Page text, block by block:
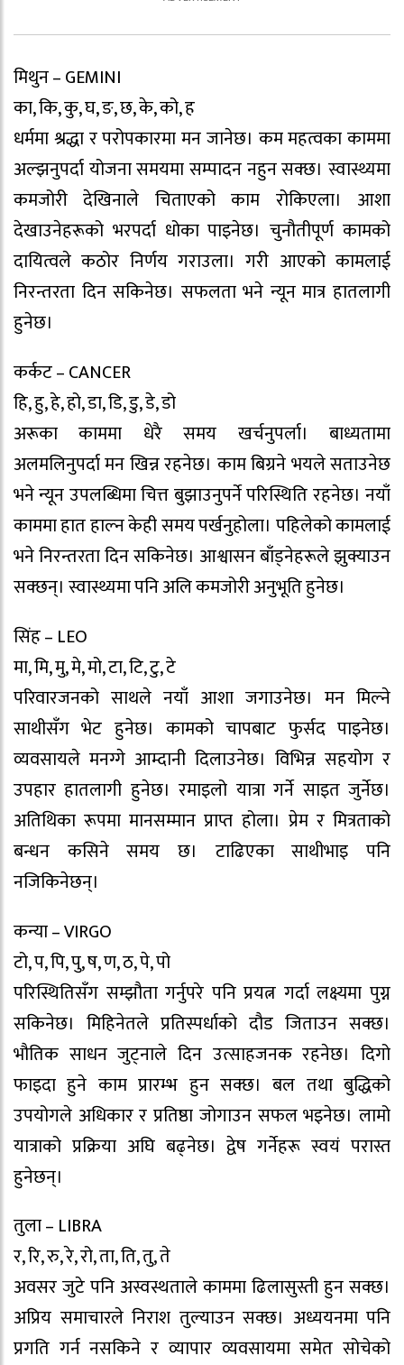
मिथुन – GEMINI
का, कि, कु, घ, ङ, छ, के, को, ह
धर्ममा श्रद्धा र परोपकारमा मन जानेछ। कम महत्वका काममा
अल्झनुपर्दा योजना समयमा सम्पादन नहुन सक्छ। स्वास्थ्यमा
कमजोरी देखिनाले चिताएको काम रोकिएला। आशा
देखाउनेहरूको भरपर्दा धोका पाइनेछ। चुनौतीपूर्ण कामको
दायित्वले कठोर निर्णय गराउला। गरी आएको कामलाई
निरन्तरता दिन सकिनेछ। सफलता भने न्यून मात्र हातलागी
हुनेछ।
कर्कट – CANCER
हि, हु, हे, हो, डा, डि, डु, डे, डो
अरूका काममा धेरै समय खर्चनुपर्ला। बाध्यतामा
अलमलिनुपर्दा मन खिन्न रहनेछ। काम बिग्रने भयले सताउनेछ
भने न्यून उपलब्धिमा चित्त बुझाउनुपर्ने परिस्थिति रहनेछ। नयाँ
काममा हात हाल्न केही समय पर्खनुहोला। पहिलेको कामलाई
भने निरन्तरता दिन सकिनेछ। आश्वासन बाँड्नेहरूले झुक्याउन
सक्छन्। स्वास्थ्यमा पनि अलि कमजोरी अनुभूति हुनेछ।
सिंह – LEO
मा, मि, मु, मे, मो, टा, टि, टु, टे
परिवारजनको साथले नयाँ आशा जगाउनेछ। मन मिल्ने
साथीसँग भेट हुनेछ। कामको चापबाट फुर्सद पाइनेछ।
व्यवसायले मनग्गे आम्दानी दिलाउनेछ। विभिन्न सहयोग र
उपहार हातलागी हुनेछ। रमाइलो यात्रा गर्ने साइत जुर्नेछ।
अतिथिका रूपमा मानसम्मान प्राप्त होला। प्रेम र मित्रताको
बन्धन कसिने समय छ। टाढिएका साथीभाइ पनि
नजिकिनेछन्।
कन्या – VIRGO
टो, प, पि, पु, ष, ण, ठ, पे, पो
परिस्थितिसँग सम्झौता गर्नुपरे पनि प्रयत्न गर्दा लक्ष्यमा पुग्न
सकिनेछ। मिहिनेतले प्रतिस्पर्धाको दौड जिताउन सक्छ।
भौतिक साधन जुट्नाले दिन उत्साहजनक रहनेछ। दिगो
फाइदा हुने काम प्रारम्भ हुन सक्छ। बल तथा बुद्धिको
उपयोगले अधिकार र प्रतिष्ठा जोगाउन सफल भइनेछ। लामो
यात्राको प्रक्रिया अघि बढ्नेछ। द्वेष गर्नेहरू स्वयं परास्त
हुनेछन्।
तुला – LIBRA
र, रि, रु, रे, रो, ता, ति, तु, ते
अवसर जुटे पनि अस्वस्थताले काममा ढिलासुस्ती हुन सक्छ।
अप्रिय समाचारले निराश तुल्याउन सक्छ। अध्ययनमा पनि
प्रगति गर्न नसकिने र व्यापार व्यवसायमा समेत सोचेको